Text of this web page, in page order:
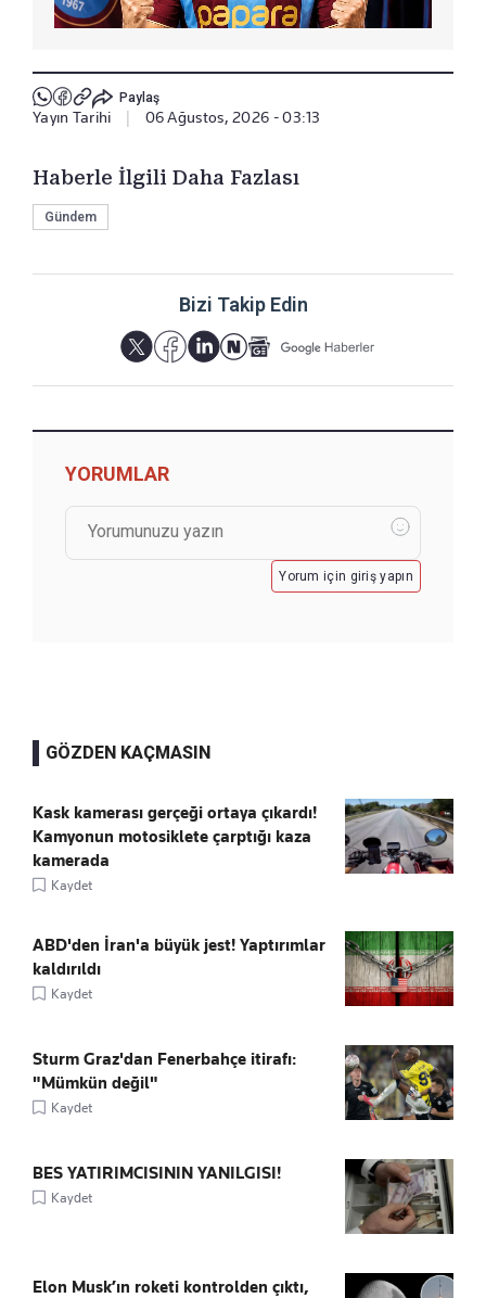
Paylaş
Yayın Tarihi 06 Ağustos, 2026 - 03:13
Haberle İlgili Daha Fazlası
Gündem
Bizi Takip Edin
YORUMLAR
Yorum için giriş yapın
GÖZDEN KAÇMASIN
Kask kamerası gerçeği ortaya çıkardı!
Kamyonun motosiklete çarptığı kaza
kamerada
Kaydet
ABD'den İran'a büyük jest! Yaptırımlar
kaldırıldı
Kaydet
Sturm Graz'dan Fenerbahçe itirafı:
"Mümkün değil"
Kaydet
BES YATIRIMCISININ YANILGISI!
Kaydet
Elon Musk’ın roketi kontrolden çıktı,